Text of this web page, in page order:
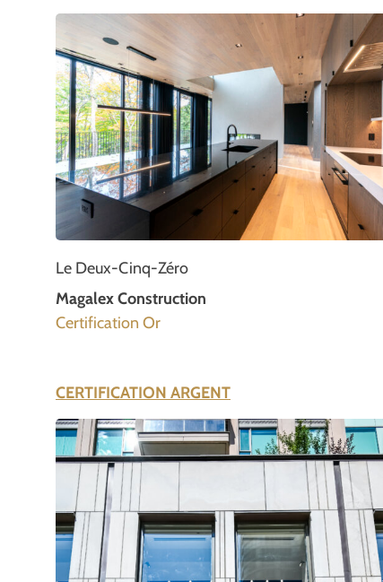
Le Deux-Cinq-Zéro
Magalex Construction
Certification Or
CERTIFICATION ARGENT